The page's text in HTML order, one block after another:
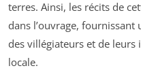
terres. Ainsi, les récits de
dans l’ouvrage,
des villégiateurs et de
locale.